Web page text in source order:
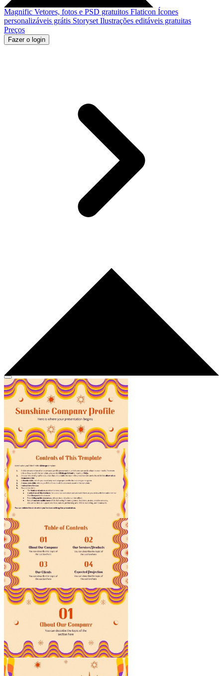
Magnific Vetores, fotos e PSD gratuitos Flaticon Ícones
personalizáveis grátis Storyset Ilustrações editáveis gratuitas
Preços
Fazer o login